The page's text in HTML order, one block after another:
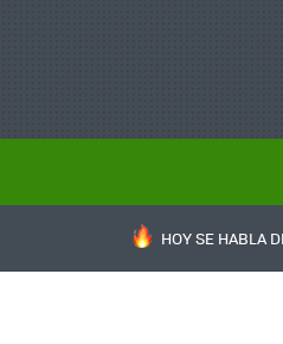
HOY SE HABLA